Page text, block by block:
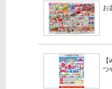
お
つ